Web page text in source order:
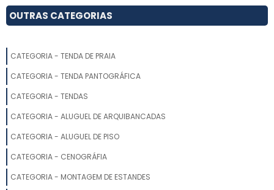
CONSTRUÇÃO DE STANDS
STAND EMPRESA
ESTANDES PARA FEIRAS E EVENTOS
MONTADORA DE STANDS EM SP
QUANTO CUSTA A LOCAÇÃO DE STAND PARA EVENTO
OUTRAS CATEGORIAS
CATEGORIA - TENDA DE PRAIA
CATEGORIA - TENDA PANTOGRÁFICA
CATEGORIA - TENDAS
CATEGORIA - ALUGUEL DE ARQUIBANCADAS
CATEGORIA - ALUGUEL DE PISO
CATEGORIA - CENOGRÁFIA
CATEGORIA - MONTAGEM DE ESTANDES